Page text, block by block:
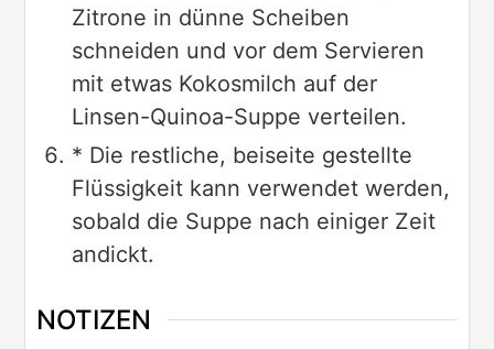
Zitrone in dünne Scheiben
schneiden und vor dem Servieren
mit etwas Kokosmilch auf der
Linsen-Quinoa-Suppe verteilen.
* Die restliche, beiseite gestellte
Flüssigkeit kann verwendet werden,
sobald die Suppe nach einiger Zeit
andickt.
NOTIZEN